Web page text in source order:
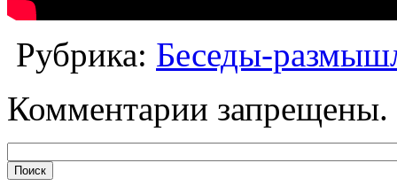
Рубрика: Беседы-
Комментарии запрещены.